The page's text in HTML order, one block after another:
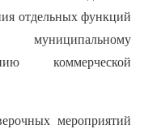
отдельных функций
коммерческой
мероприятий